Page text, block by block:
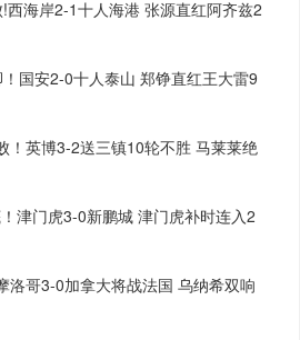
!西海岸2-1十人海港 张源直红阿齐兹2
！国安2-0十人泰山 郑铮直红王大雷9
！英博3-2送三镇10轮不胜 马莱莱绝
津门虎3-0新鹏城 津门虎补时连入2
洛哥3-0加拿大将战法国 乌纳希双响